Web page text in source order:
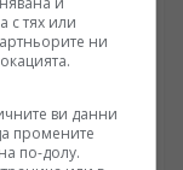
аналитика
на руските
докато
решения за
преди
с тях или
ни
ви данни
промените
по-долу.